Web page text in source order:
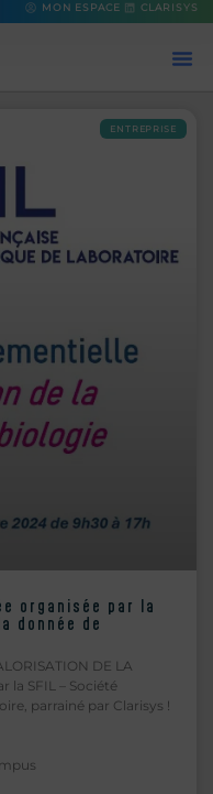
MON ESPACE CLARISYS
ENTREPRISE
organisée par la
donnée de
DE LA
la SFIL – Société
parrainé par Clarisys !